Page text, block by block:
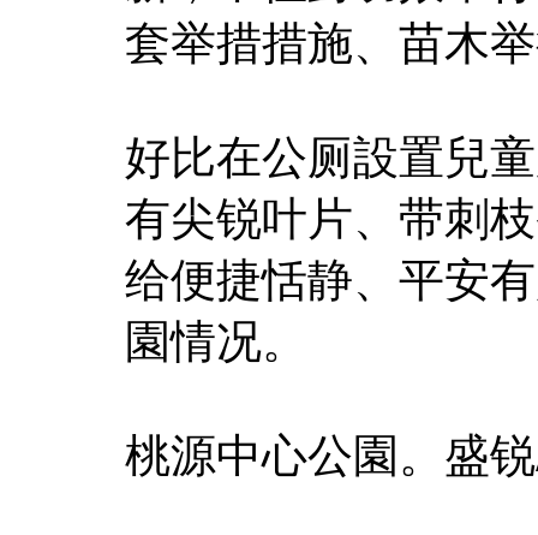
套举措措施、苗木
好比在公厕設置兒
有尖锐叶片、带刺
给便捷恬静、平安
園情况。
桃源中心公園。盛